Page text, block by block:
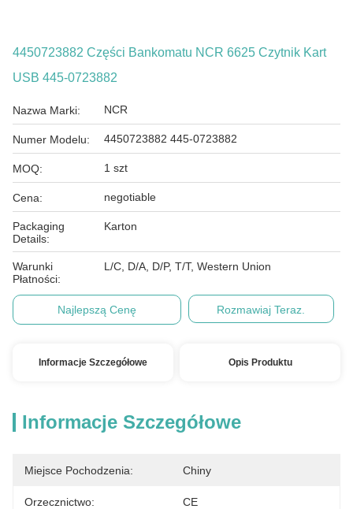
4450723882 Części Bankomatu NCR 6625 Czytnik Kart
USB 445-0723882
Nazwa Marki: NCR
Numer Modelu: 4450723882 445-0723882
MOQ: 1 szt
Cena: negotiable
Packaging
Details:
Karton
Warunki
Płatności:
L/C, D/A, D/P, T/T, Western Union
Najlepszą Cenę Rozmawiaj Teraz.
Informacje Szczegółowe Opis Produktu
Informacje Szczegółowe
Miejsce Pochodzenia: Chiny
Orzecznictwo: CE